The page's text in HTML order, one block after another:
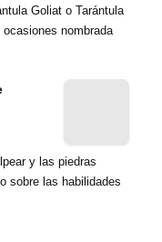
Goliat o Tarántula
nombrada
y las piedras
sobre las habilidades